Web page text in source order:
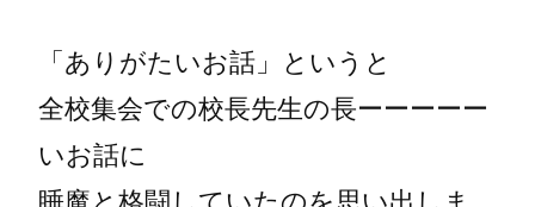
「ありがたいお話」というと
全校集会での校長先生の長ーーーーー
いお話に